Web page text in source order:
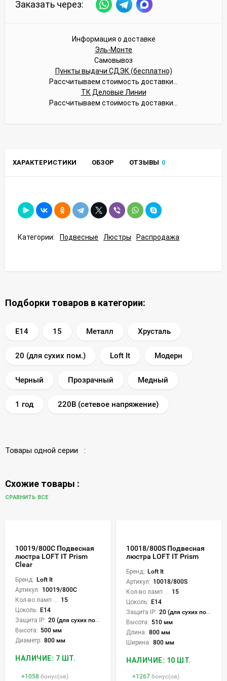
Заказать через:
Информация о доставке
Эль-Монте
Самовывоз
Пункты выдачи СДЭК (бесплатно)
Рассчитываем стоимость доставки...
ТК Деловые Линии
Рассчитываем стоимость доставки...
ХАРАКТЕРИСТИКИ ОБЗОР ОТЗЫВЫ 0
Категории: Подвесные Люстры Распродажа
Подборки товаров в категории:
E14 15 Металл Хрусталь
20 (для сухих пом.) Loft It Модерн
Черный Прозрачный Медный
1 год 220В (сетевое напряжение)
Товары одной серии :
Схожие товары :
СРАВНИТЬ ВСЕ
10019/800C Подвесная
люстра LOFT IT Prism
Clear
Бренд: Loft It
Артикул: 10019/800C
15
Цоколь: E14
Защита IP: 20 (для сухих пом.)
Высота: 500 мм
Диаметр: 800 мм
НАЛИЧИЕ: 7 ШТ.
+1058 бонус(ов)
10018/800S Подвесная
люстра LOFT IT Prism
Бренд: Loft It
Артикул: 10018/800S
15
Цоколь: E14
Защита IP: 20 (для сухих пом.)
Высота: 510 мм
Длина: 800 мм
Ширина: 800 мм
НАЛИЧИЕ: 10 ШТ.
+1267 бонус(ов)